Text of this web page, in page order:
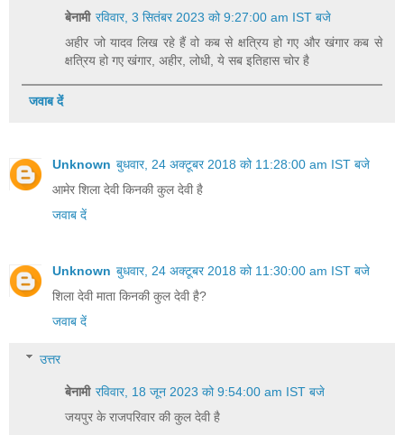
बेनामी रविवार, 3 सितंबर 2023 को 9:27:00 am IST बजे
अहीर जो यादव लिख रहे हैं वो कब से क्षत्रिय हो गए और खंगार कब से
क्षत्रिय हो गए खंगार, अहीर, लोधी, ये सब इतिहास चोर है
जवाब दें
Unknown बुधवार, 24 अक्टूबर 2018 को 11:28:00 am IST बजे
आमेर शिला देवी किनकी कुल देवी है
जवाब दें
Unknown बुधवार, 24 अक्टूबर 2018 को 11:30:00 am IST बजे
शिला देवी माता किनकी कुल देवी है?
जवाब दें
उत्तर
बेनामी रविवार, 18 जून 2023 को 9:54:00 am IST बजे
जयपुर के राजपरिवार की कुल देवी है